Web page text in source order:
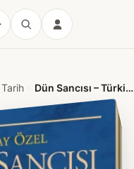
Tarih Dün Sancısı – Türkiye’de Geçmiş Algısı ve Akademik Tarihçilik